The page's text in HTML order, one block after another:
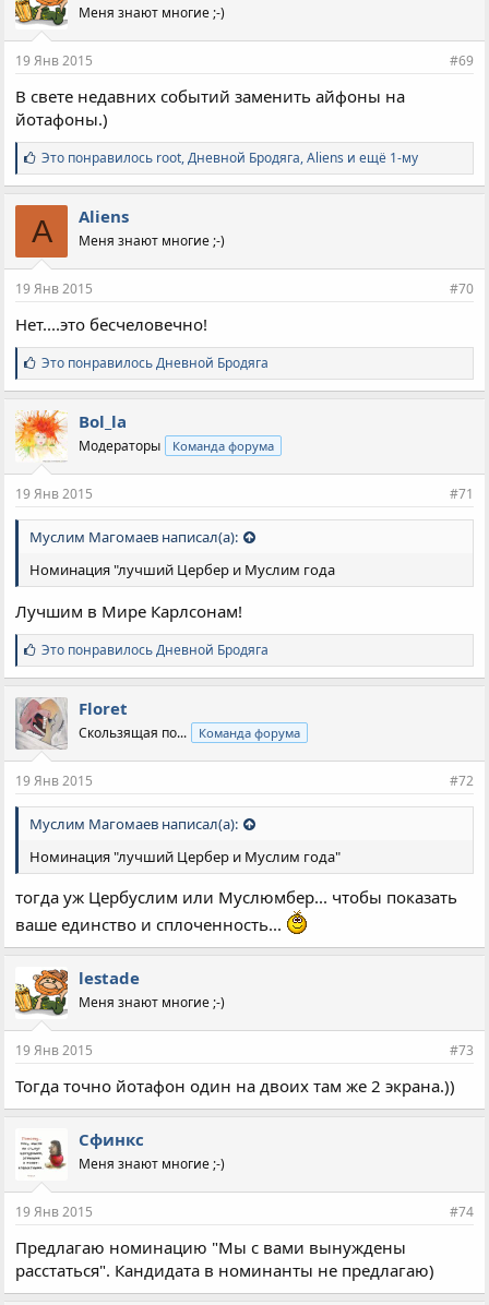
Меня знают многие ;-)
19 Янв 2015 #69
В свете недавних событий заменить айфоны на
йотафоны.)
С
и
м
п
а
т
и
:
Это понравилось root,Дневной Бродяга,Aliens и ещё 1-му
A Aliens
Меня знают многие ;-)
19 Янв 2015 #70
Нет....это бесчеловечно!
С
и
м
п
а
т
и
:
Это понравилосьДневной Бродяга
Bol_la
Модераторы Команда форума
19 Янв 2015 #71
Муслим Магомаев написал(а):
Номинация "лучший Цербер и Муслим года
Лучшим в Мире Карлсонам!
С
и
м
п
а
т
и
:
Это понравилосьДневной Бродяга
Floret
Скользящая по... Команда форума
19 Янв 2015 #72
Муслим Магомаев написал(а):
Номинация "лучший Цербер и Муслим года"
тогда уж Цербуслим или Муслюмбер... чтобы показать
ваше единство и сплоченность...
lestade
Меня знают многие ;-)
19 Янв 2015 #73
Тогда точно йотафон один на двоих там же 2 экрана.))
Сфинкс
Меня знают многие ;-)
19 Янв 2015 #74
Предлагаю номинацию "Мы с вами вынуждены
расстаться". Кандидата в номинанты не предлагаю)